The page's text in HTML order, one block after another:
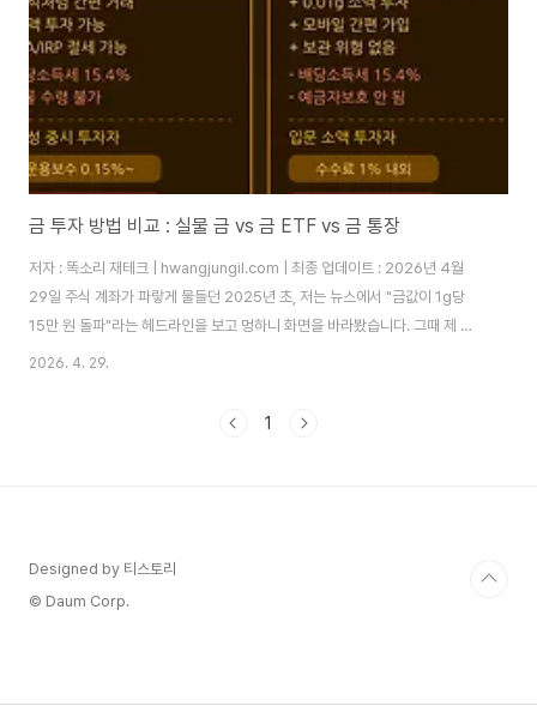
금 투자 방법 비교 : 실물 금 vs 금 ETF vs 금 통장
저자 : 똑소리 재테크 | hwangjungil.com | 최종 업데이트 : 2026년 4월
29일 주식 계좌가 파랗게 물들던 2025년 초, 저는 뉴스에서 "금값이 1g당
15만 원 돌파"라는 헤드라인을 보고 멍하니 화면을 바라봤습니다. 그때 제 포
트폴리오에 금은 단 한 톨도 없었거든요. 투자 포트폴리오에 금을 담으라는 말
니다. 그래서 직접 발로 뛰면서 실물 금부터 금 ETF, 금 통장, KRX 금시장까지
2026. 4. 29.
1
Designed by 티스토리
© Daum Corp.